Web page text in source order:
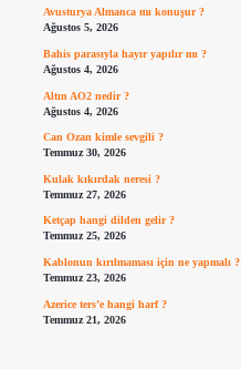
Avusturya Almanca mı konuşur ?
Ağustos 5, 2026
Bahis parasıyla hayır yapılır mı ?
Ağustos 4, 2026
Altın AO2 nedir ?
Ağustos 4, 2026
Can Ozan kimle sevgili ?
Temmuz 30, 2026
Kulak kıkırdak neresi ?
Temmuz 27, 2026
Ketçap hangi dilden gelir ?
Temmuz 25, 2026
Kablonun kırılmaması için ne yapmalı ?
Temmuz 23, 2026
Azerice ters’e hangi harf ?
Temmuz 21, 2026